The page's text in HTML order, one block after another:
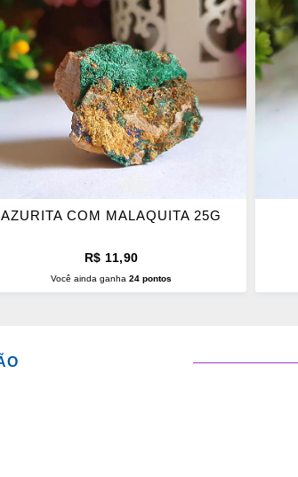
ADICIONAR
OS
FAVORITOS
AZURITA COM MALAQUITA 25G
R$ 11,90
Você ainda ganha24 pontos